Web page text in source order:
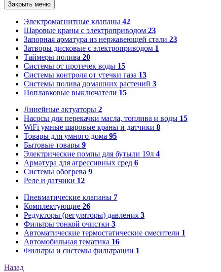
Закрыть меню
Электромагнитные клапаны 42
Шаровые краны с электроприводом 23
Запорная арматура из нержавеющей стали 23
Затворы дисковые с электроприводом 1
Таймеры полива 20
Системы от протечек воды 15
Системы контроля от утечки газа 13
Системы полива домашних растений 3
Поплавковые выключатели 15
Линейные актуаторы 2
Насосы для перекачки масла, топлива и воды 15
WiFi умные шаровые краны и датчики 8
Товары для умного дома 95
Бытовые товары 9
Электрические помпы для бутыли 19л 4
Арматура для агрессивных сред 6
Системы обогрева 9
Реле и датчики 12
Пневматические клапаны 7
Комплектующие 26
Редукторы (регуляторы) давления 3
Фильтры тонкой очистки 3
Автоматические термостатические смесители 1
Автомобильная тематика 16
Фильтры и системы фильтрации 1
Назад